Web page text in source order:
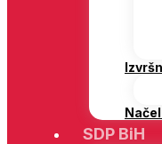
SDP BiH